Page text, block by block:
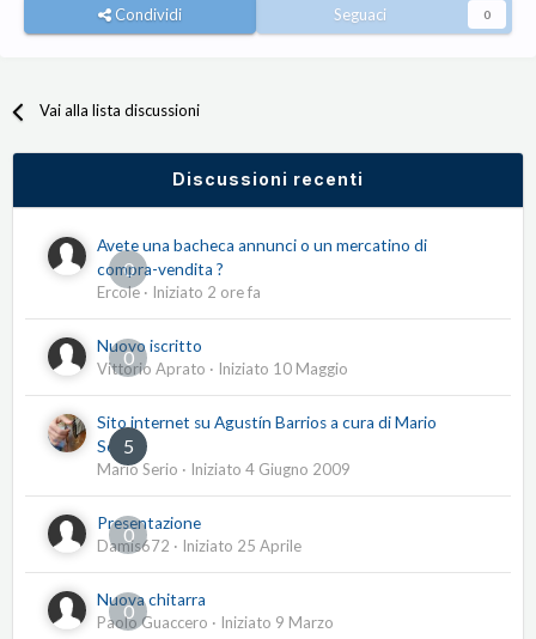
Condividi Seguaci 0
Vai alla lista discussioni
Discussioni recenti
0
Avete una bacheca annunci o un mercatino di
compra-vendita ?
Ercole · Iniziato 2 ore fa
0
Nuovo iscritto
Vittorio Aprato · Iniziato 10 Maggio
5
Sito internet su Agustín Barrios a cura di Mario
Serio
Mario Serio · Iniziato 4 Giugno 2009
0
Presentazione
Damis672 · Iniziato 25 Aprile
0
Nuova chitarra
Paolo Guaccero · Iniziato 9 Marzo